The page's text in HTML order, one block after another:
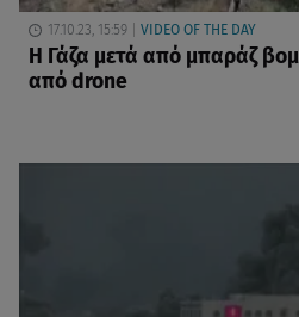
17.10.23, 15:59 VIDEO OF THE DAY
Η Γάζα μετά από μπαράζ
από drone